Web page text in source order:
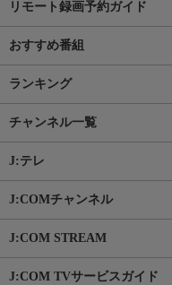
リモート録画予約ガイド
おすすめ番組
ランキング
チャンネル一覧
J:テレ
J:COMチャンネル
J:COM STREAM
J:COM TVサービスガイド